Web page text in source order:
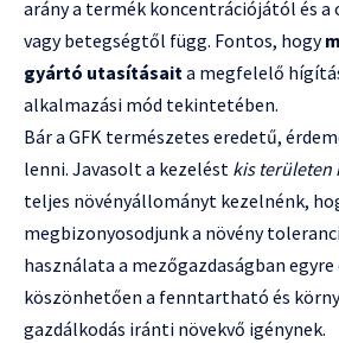
arány a termék koncentrációjától és
vagy betegségtől függ. Fontos, hogy
gyártó utasításait a megfelelő
alkalmazási mód tekintetében.
Bár a GFK természetes eredetű,
lenni. Javasolt a kezelést kis
teljes növényállományt kezelnénk,
megbizonyosodjunk a növény
használata a mezőgazdaságban
köszönhetően a fenntartható és
gazdálkodás iránti növekvő igénynek.